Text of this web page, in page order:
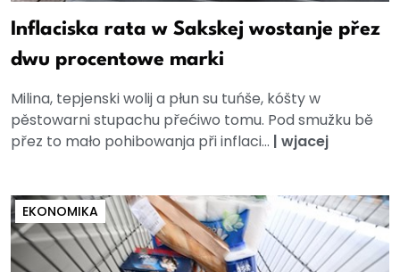
Inflaciska rata w Sakskej wostanje přez
dwu procentowe marki
Milina, tepjenski wolij a płun su tuńše, kóšty w
pěstowarni stupachu přećiwo tomu. Pod smužku bě
přez to mało pohibowanja při inflaci... | wjacej
EKONOMIKA